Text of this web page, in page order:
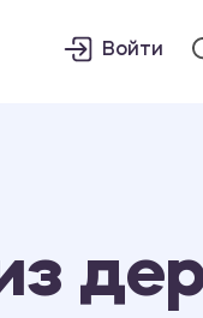
Войти